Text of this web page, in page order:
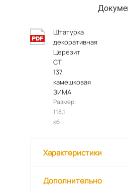
Штатурка
декоративная
Церезит
СТ
137
камешковая
ЗИМА
Размер:
118,1
кб
Характеристики
Дополнительно